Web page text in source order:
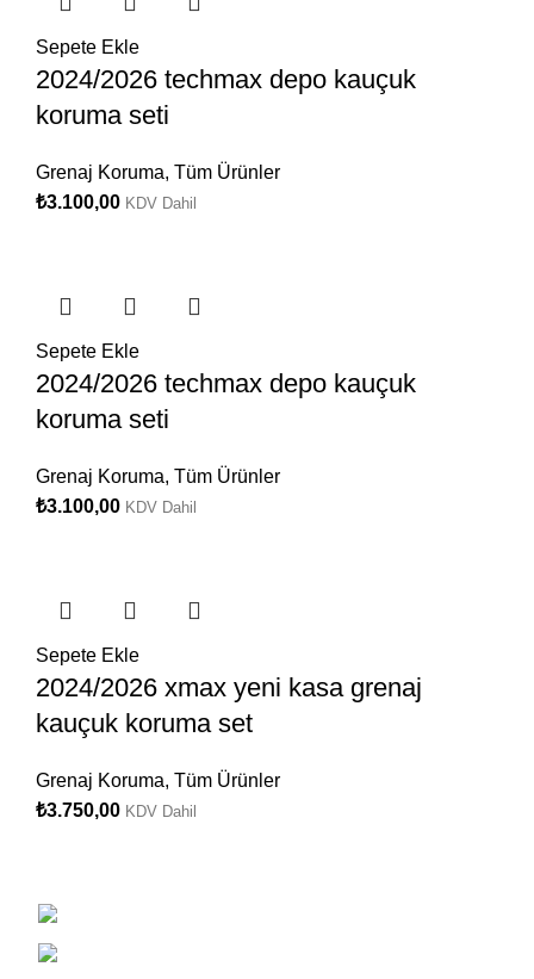
Sepete Ekle
2024/2026 techmax depo kauçuk
koruma seti
Grenaj Koruma, Tüm Ürünler
₺3.100,00 KDV Dahil
Sepete Ekle
2024/2026 techmax depo kauçuk
koruma seti
Grenaj Koruma, Tüm Ürünler
₺3.100,00 KDV Dahil
Sepete Ekle
2024/2026 xmax yeni kasa grenaj
kauçuk koruma set
Grenaj Koruma, Tüm Ürünler
₺3.750,00 KDV Dahil